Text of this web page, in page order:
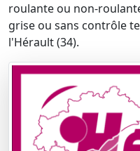
roulante ou non-
grise ou sans contrôle
l'Hérault (34).